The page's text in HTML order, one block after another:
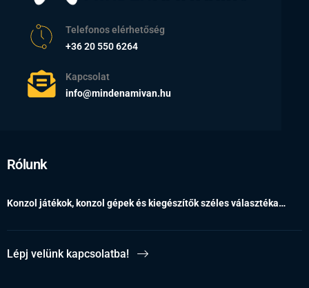
Telefonos elérhetőség
+36 20 550 6264
Kapcsolat
info@mindenamivan.hu
Rólunk
Konzol játékok, konzol gépek és kiegészítők széles választéka…
Lépj velünk kapcsolatba!